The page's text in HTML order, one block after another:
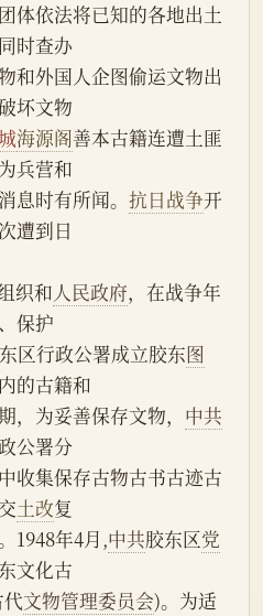
体依法将已知的各地出土
时查办
和外国人企图偷运文物出
坏文物
海源阁善本古籍连遭土匪
兵营和
息时有所闻。 抗日战争开
遭到日
织和人民政府，在战争年
保护
区行政公署成立胶东图
的古籍和
，为妥善保存文物， 中共
公署分
收集保存古物古书古迹古
土改复
1948年4月,中共胶东区党
文化古
文物管理委员会)。为适